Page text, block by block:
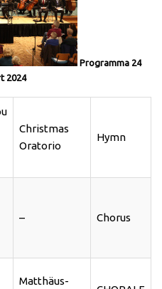
Programma 24
2024
Christmas
Oratorio
Hymn
– Chorus
Matthäus-